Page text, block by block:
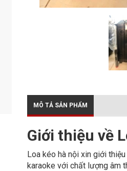
MÔ TẢ SẢN PHẨM
Giới thiệu về
Loa kéo hà nội xin giới
karaoke với chất lượng âm